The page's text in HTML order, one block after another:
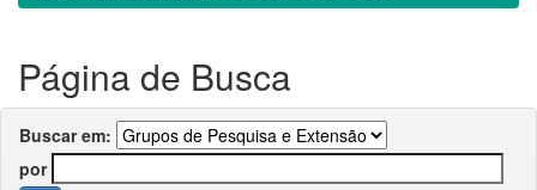
Página de Busca
Buscar em:
por